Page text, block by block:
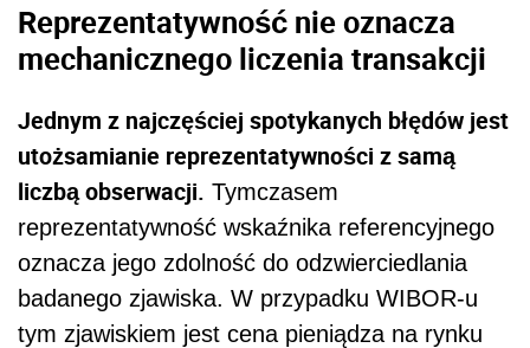
Reprezentatywność nie oznacza
mechanicznego liczenia transakcji
Jednym z najczęściej spotykanych błędów jest
utożsamianie reprezentatywności z samą
liczbą obserwacji. Tymczasem
reprezentatywność wskaźnika referencyjnego
oznacza jego zdolność do odzwierciedlania
badanego zjawiska. W przypadku WIBOR-u
tym zjawiskiem jest cena pieniądza na rynku